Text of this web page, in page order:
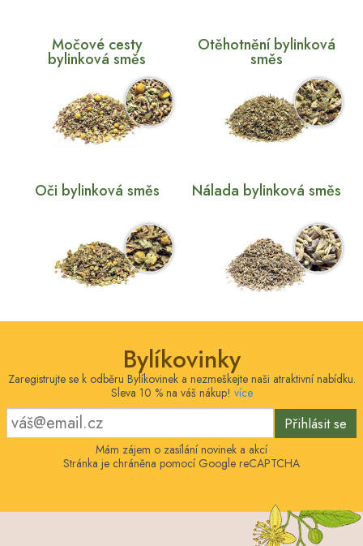
Močové cesty
bylinková směs
Otěhotnění bylinková
směs
Oči bylinková směs Nálada bylinková směs
Bylíkovinky
Zaregistrujte se k odběru Bylíkovinek a nezmeškejte naši atraktivní nabídku.
Sleva 10 % na váš nákup! více
Přihlásit se
Mám zájem o zasílání novinek a akcí
Stránka je chráněna pomocí Google reCAPTCHA